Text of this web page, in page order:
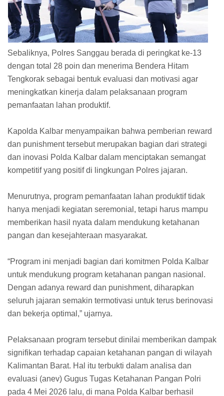
Sebaliknya, Polres Sanggau berada di peringkat ke-13
dengan total 28 poin dan menerima Bendera Hitam
Tengkorak sebagai bentuk evaluasi dan motivasi agar
meningkatkan kinerja dalam pelaksanaan program
pemanfaatan lahan produktif.
Kapolda Kalbar menyampaikan bahwa pemberian reward
dan punishment tersebut merupakan bagian dari strategi
dan inovasi Polda Kalbar dalam menciptakan semangat
kompetitif yang positif di lingkungan Polres jajaran.
Menurutnya, program pemanfaatan lahan produktif tidak
hanya menjadi kegiatan seremonial, tetapi harus mampu
memberikan hasil nyata dalam mendukung ketahanan
pangan dan kesejahteraan masyarakat.
“Program ini menjadi bagian dari komitmen Polda Kalbar
untuk mendukung program ketahanan pangan nasional.
Dengan adanya reward dan punishment, diharapkan
seluruh jajaran semakin termotivasi untuk terus berinovasi
dan bekerja optimal,” ujarnya.
Pelaksanaan program tersebut dinilai memberikan dampak
signifikan terhadap capaian ketahanan pangan di wilayah
Kalimantan Barat. Hal itu terbukti dalam analisa dan
evaluasi (anev) Gugus Tugas Ketahanan Pangan Polri
pada 4 Mei 2026 lalu, di mana Polda Kalbar berhasil